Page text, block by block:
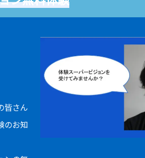
皆さん
のお知